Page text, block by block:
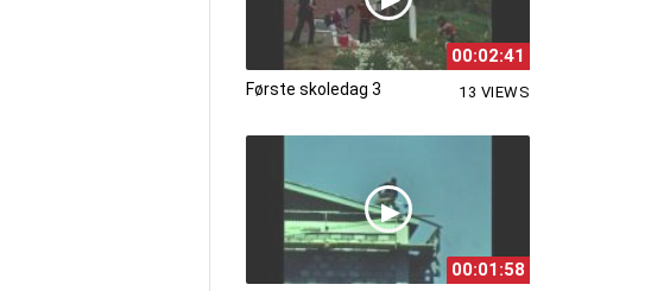
00:02:41
Første skoledag 3 13 VIEWS
00:01:58